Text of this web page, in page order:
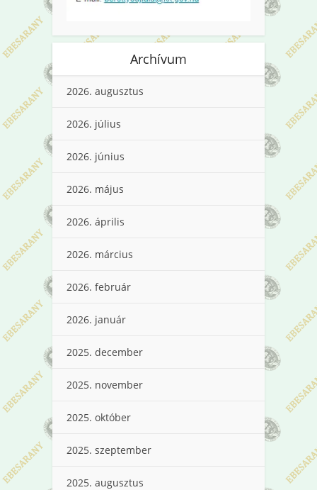
Archívum
2026. augusztus
2026. július
2026. június
2026. május
2026. április
2026. március
2026. február
2026. január
2025. december
2025. november
2025. október
2025. szeptember
2025. augusztus